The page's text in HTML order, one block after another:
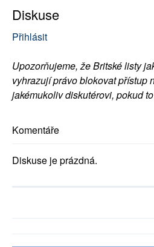
Diskuse
Přihlásit
Upozorňujeme, že Britské listy
vyhrazují právo blokovat přístup
jakémukoliv diskutérovi, pokud
Komentáře
Diskuse je prázdná.